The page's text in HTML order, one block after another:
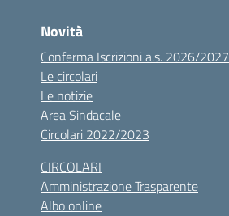
Novità
Conferma Iscrizioni a.s. 2026/2027
Le circolari
Le notizie
Area Sindacale
Circolari 2022/2023
CIRCOLARI
Amministrazione Trasparente
Albo online